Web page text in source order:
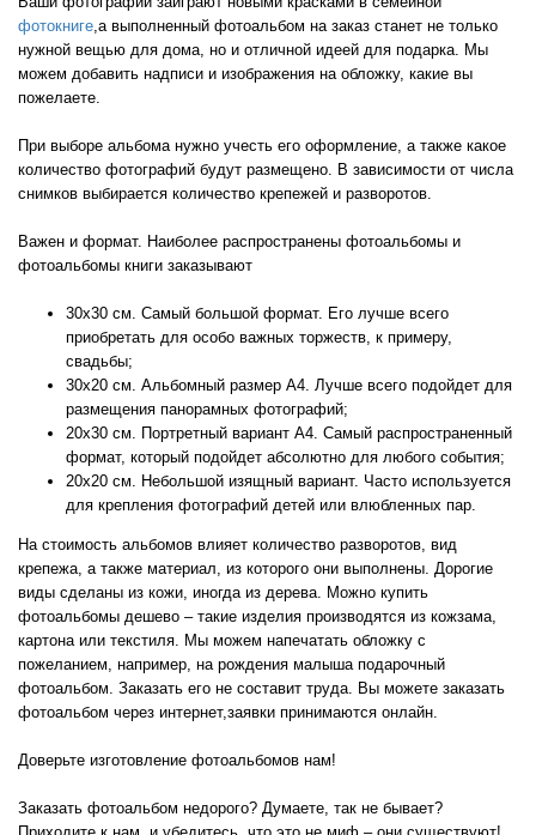
фотокниге ,а выполненный фотоальбом на заказ станет не только
нужной вещью для дома, но и отличной идеей для подарка. Мы
можем добавить надписи и изображения на обложку, какие вы
пожелаете.
При выборе альбома нужно учесть его оформление, а также какое
количество фотографий будут размещено. В зависимости от числа
снимков выбирается количество крепежей и разворотов.
Важен и формат. Наиболее распространены фотоальбомы и
фотоальбомы книги заказывают
30х30 см. Самый большой формат. Его лучше всего
приобретать для особо важных торжеств, к примеру,
свадьбы;
30х20 см. Альбомный размер А4. Лучше всего подойдет для
размещения панорамных фотографий;
20х30 см. Портретный вариант А4. Самый распространенный
формат, который подойдет абсолютно для любого события;
20х20 см. Небольшой изящный вариант. Часто используется
для крепления фотографий детей или влюбленных пар.
На стоимость альбомов влияет количество разворотов, вид
крепежа, а также материал, из которого они выполнены. Дорогие
виды сделаны из кожи, иногда из дерева. Можно купить
фотоальбомы дешево – такие изделия производятся из кожзама,
картона или текстиля. Мы можем напечатать обложку с
пожеланием, например, на рождения малыша подарочный
фотоальбом. Заказать его не составит труда. Вы можете заказать
фотоальбом через интернет,заявки принимаются онлайн.
Доверьте изготовление фотоальбомов нам!
Заказать фотоальбом недорого? Думаете, так не бывает?